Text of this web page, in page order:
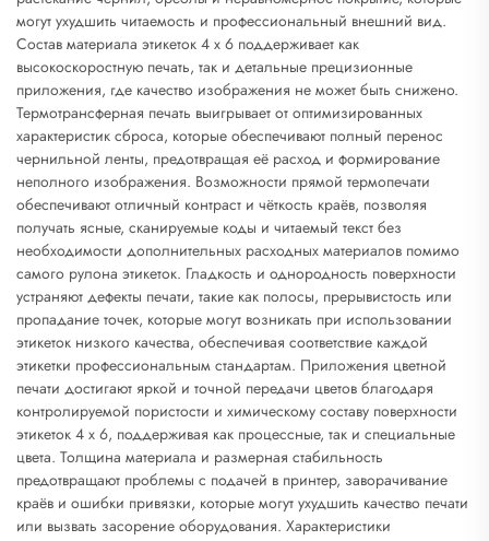
могут ухудшить читаемость и профессиональный внешний вид.
Состав материала этикеток 4 x 6 поддерживает как
высокоскоростную печать, так и детальные прецизионные
приложения, где качество изображения не может быть снижено.
Термотрансферная печать выигрывает от оптимизированных
характеристик сброса, которые обеспечивают полный перенос
чернильной ленты, предотвращая её расход и формирование
неполного изображения. Возможности прямой термопечати
обеспечивают отличный контраст и чёткость краёв, позволяя
получать ясные, сканируемые коды и читаемый текст без
необходимости дополнительных расходных материалов помимо
самого рулона этикеток. Гладкость и однородность поверхности
устраняют дефекты печати, такие как полосы, прерывистость или
пропадание точек, которые могут возникать при использовании
этикеток низкого качества, обеспечивая соответствие каждой
этикетки профессиональным стандартам. Приложения цветной
печати достигают яркой и точной передачи цветов благодаря
контролируемой пористости и химическому составу поверхности
этикеток 4 x 6, поддерживая как процессные, так и специальные
цвета. Толщина материала и размерная стабильность
предотвращают проблемы с подачей в принтер, заворачивание
краёв и ошибки привязки, которые могут ухудшить качество печати
или вызвать засорение оборудования. Характеристики